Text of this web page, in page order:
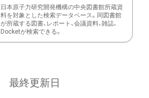
日本原子力研究開発機構の中央図書館所蔵資
料を対象とした検索データベース。同図書館
が所蔵する図書、レポート、会議資料、雑誌、
Docketが検索できる。
最終更新日